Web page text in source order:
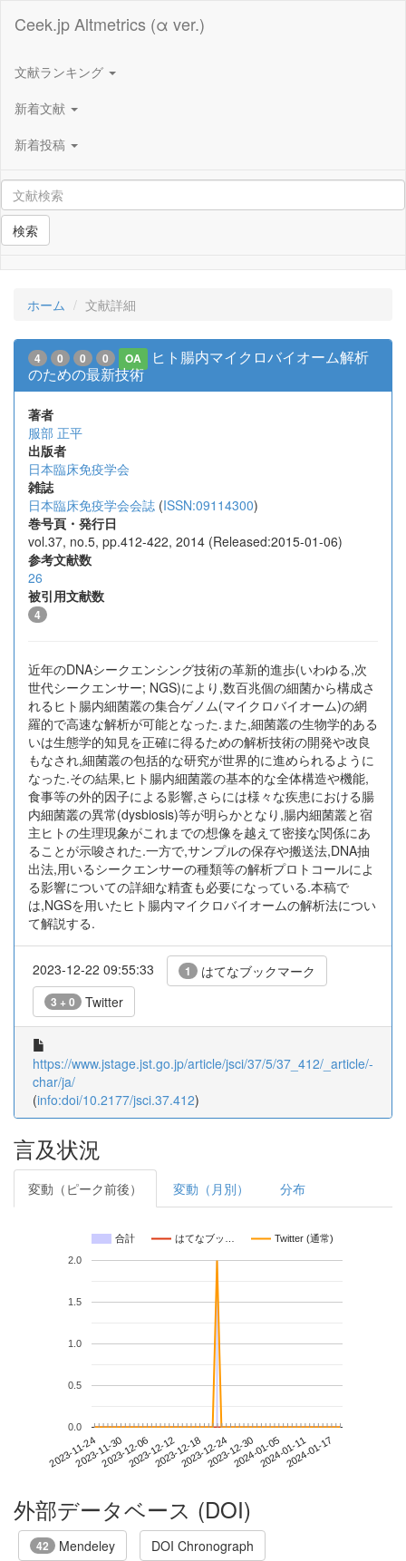
Ceek.jp Altmetrics (α ver.)
文献ランキング
新着文献
新着投稿
検索
ホーム 文献詳細
4 0 0 0 OA
ヒト腸内マイクロバイオーム解析
のための最新技術
著者
服部 正平
出版者
日本臨床免疫学会
雑誌
日本臨床免疫学会会誌 (ISSN:09114300)
巻号頁・発行日
vol.37, no.5, pp.412-422, 2014 (Released:2015-01-06)
参考文献数
26
被引用文献数
4
近年のDNAシークエンシング技術の革新的進歩(いわゆる,次
世代シークエンサー; NGS)により,数百兆個の細菌から構成さ
れるヒト腸内細菌叢の集合ゲノム(マイクロバイオーム)の網
羅的で高速な解析が可能となった.また,細菌叢の生物学的ある
いは生態学的知見を正確に得るための解析技術の開発や改良
もなされ,細菌叢の包括的な研究が世界的に進められるように
なった.その結果,ヒト腸内細菌叢の基本的な全体構造や機能,
食事等の外的因子による影響,さらには様々な疾患における腸
内細菌叢の異常(dysbiosis)等が明らかとなり,腸内細菌叢と宿
主ヒトの生理現象がこれまでの想像を越えて密接な関係にあ
ることが示唆された.一方で,サンプルの保存や搬送法,DNA抽
出法,用いるシークエンサーの種類等の解析プロトコールによ
る影響についての詳細な精査も必要になっている.本稿で
は,NGSを用いたヒト腸内マイクロバイオームの解析法につい
て解説する.
2023-12-22 09:55:33 1 はてなブックマーク
3 + 0 Twitter
https://www.jstage.jst.go.jp/article/jsci/37/5/37_412/_article/-
char/ja/
(info:doi/10.2177/jsci.37.412)
言及状況
変動（ピーク前後） 変動（月別） 分布
合計 はてなブッ… Twitter (通常)
2023-11-242023-11-302023-12-062023-12-122023-12-182023-12-242023-12-302024-01-052024-01-112024-01-17
0.0
0.5
1.0
1.5
2.0
外部データベース (DOI)
42 Mendeley
DOI Chronograph